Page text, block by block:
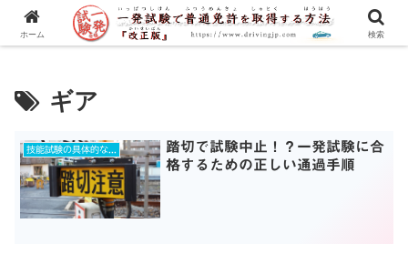
一発試験の流れから合格のコツまで、徹底解説！
ギア
技能試験の具体的な練習ポイントとは？
踏切で試験中止！？一発試験に合
格するための正しい通過手順
ホーム 検索